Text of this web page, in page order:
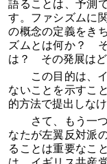
語ることは、予測
す。ファシズムに
の概念の定義をき
ズムとは何か？
は？ その発展はど
この目的は、
ないことを示すこ
的方法で提出しな
さて、もう一
なたが左翼反対派
ることは重要なこ